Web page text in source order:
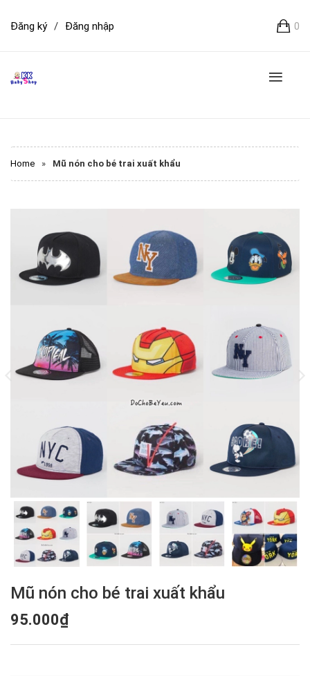
0
Đăng ký / Đăng nhập
Home » Mũ nón cho bé trai xuất khẩu
Mũ nón cho bé trai xuất khẩu
95.000₫